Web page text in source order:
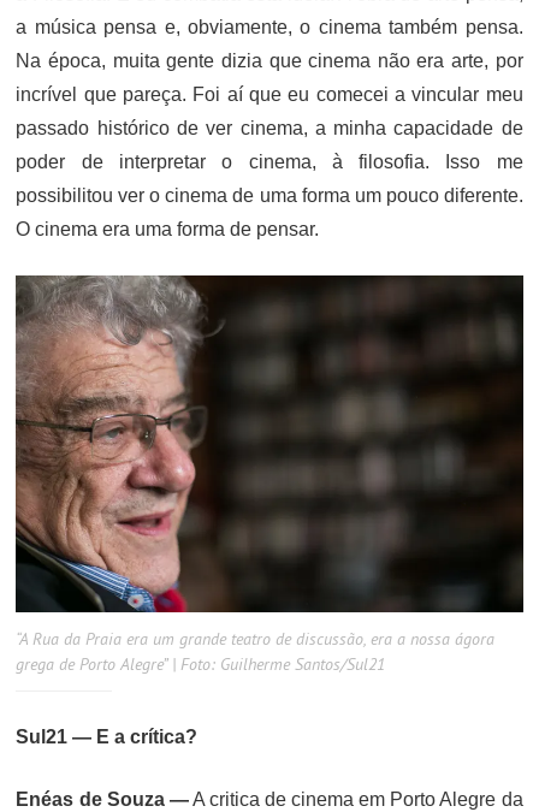
a música pensa e, obviamente, o cinema também pensa.
Na época, muita gente dizia que cinema não era arte, por
incrível que pareça. Foi aí que eu comecei a vincular meu
passado histórico de ver cinema, a minha capacidade de
poder de interpretar o cinema, à filosofia. Isso me
possibilitou ver o cinema de uma forma um pouco diferente.
O cinema era uma forma de pensar.
“A Rua da Praia era um grande teatro de discussão, era a nossa ágora
grega de Porto Alegre” | Foto: Guilherme Santos/Sul21
Sul21 — E a crítica?
Enéas de Souza —A critica de cinema em Porto Alegre da